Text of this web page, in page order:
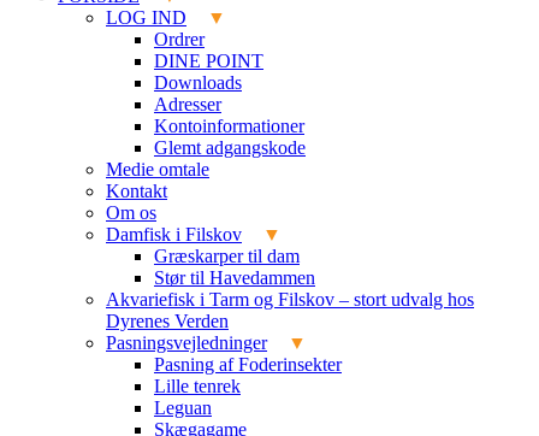
LOG IND
Ordrer
DINE POINT
Downloads
Adresser
Kontoinformationer
Glemt adgangskode
Medie omtale
Kontakt
Om os
Damfisk i Filskov
Græskarper til dam
Stør til Havedammen
Akvariefisk i Tarm og Filskov – stort udvalg hos
Dyrenes Verden
Pasningsvejledninger
Pasning af Foderinsekter
Lille tenrek
Leguan
Skægagame